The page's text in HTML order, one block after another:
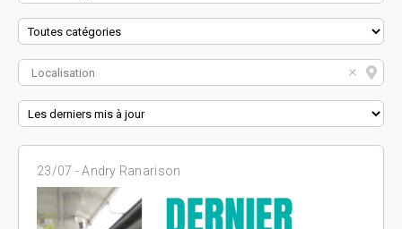
Localisation
23/07 -Andry Ranarison